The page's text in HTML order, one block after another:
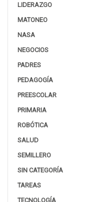
LIDERAZGO
MATONEO
NASA
NEGOCIOS
PADRES
PEDAGOGÍA
PREESCOLAR
PRIMARIA
ROBÓTICA
SALUD
SEMILLERO
SIN CATEGORÍA
TAREAS
TECNOLOGÍA